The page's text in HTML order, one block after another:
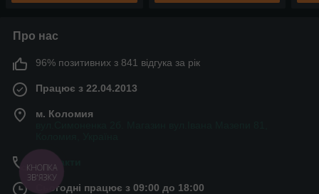
Про нас
96% позитивних з 841 відгука за рік
Працює з 22.04.2013
м. Коломия
Контакти
Сьогодні працює з 09:00 до 18:00